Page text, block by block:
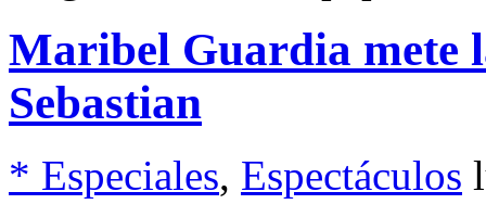
Maribel Guardia mete
Sebastian
* Especiales, Espectáculos